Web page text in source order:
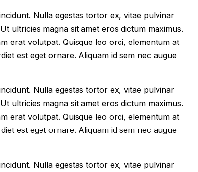
Nulla egestas tortor ex, vitae pulvinar
ultricies magna sit amet eros dictum maximus.
erat volutpat. Quisque leo orci, elementum at
est eget ornare. Aliquam id sem nec augue
Nulla egestas tortor ex, vitae pulvinar
ultricies magna sit amet eros dictum maximus.
erat volutpat. Quisque leo orci, elementum at
est eget ornare. Aliquam id sem nec augue
Nulla egestas tortor ex, vitae pulvinar